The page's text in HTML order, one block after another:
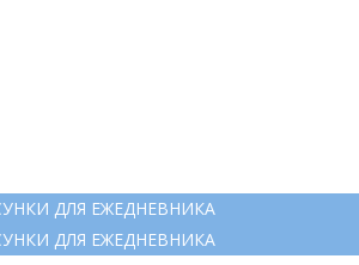
ДЛЯ ЕЖЕДНЕВНИКА
ДЛЯ ЕЖЕДНЕВНИКА